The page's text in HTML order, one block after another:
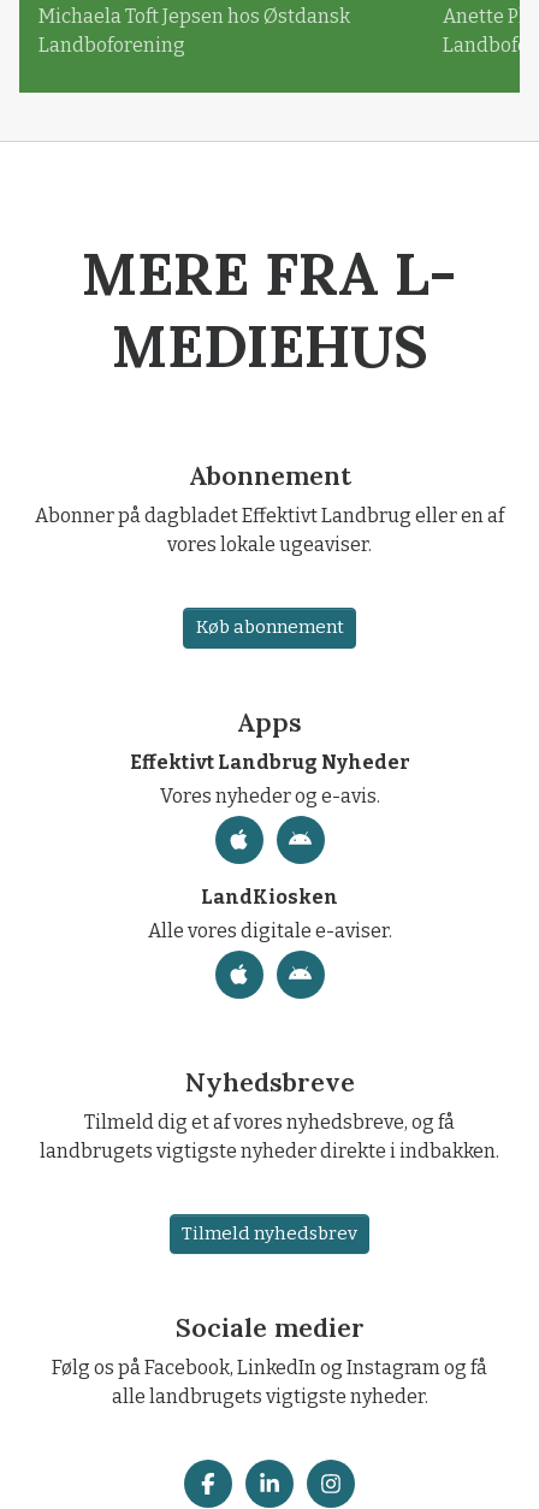
Michaela Toft Jepsen hos Østdansk
Landboforening
Anette
MERE FRA L-
MEDIEHUS
Abonnement
Abonner på dagbladet Effektivt Landbrug eller en af
vores lokale ugeaviser.
Køb abonnement
Apps
Effektivt Landbrug Nyheder
Vores nyheder og e-avis.
LandKiosken
Alle vores digitale e-aviser.
Nyhedsbreve
Tilmeld dig et af vores nyhedsbreve, og få
landbrugets vigtigste nyheder direkte i indbakken.
Tilmeld nyhedsbrev
Sociale medier
Følg os på Facebook, LinkedIn og Instagram og få
alle landbrugets vigtigste nyheder.